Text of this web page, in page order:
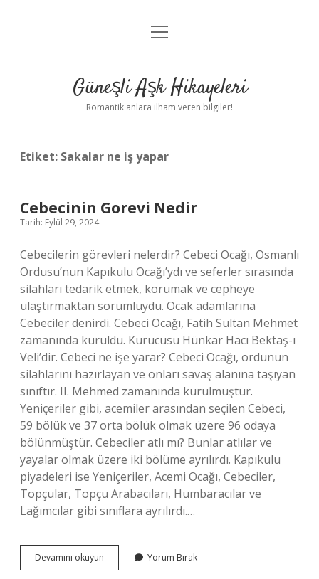
Anasayfa
Yasal Uyarı
menüyü
Güneşli Aşk Hikayeleri
Romantik anlara ilham veren bilgiler!
Etiket: Sakalar ne iş yapar
Cebecinin Gorevi Nedir
Tarih: Eylül 29, 2024
Cebecilerin görevleri nelerdir? Cebeci Ocağı, Osmanlı
Ordusu’nun Kapıkulu Ocağı’ydı ve seferler sırasında
silahları tedarik etmek, korumak ve cepheye
ulaştırmaktan sorumluydu. Ocak adamlarına
Cebeciler denirdi. Cebeci Ocağı, Fatih Sultan Mehmet
zamanında kuruldu. Kurucusu Hünkar Hacı Bektaş-ı
Veli’dir. Cebeci ne işe yarar? Cebeci Ocağı, ordunun
silahlarını hazırlayan ve onları savaş alanına taşıyan
sınıftır. II. Mehmed zamanında kurulmuştur.
Yeniçeriler gibi, acemiler arasından seçilen Cebeci,
59 bölük ve 37 orta bölük olmak üzere 96 odaya
bölünmüştür. Cebeciler atlı mı? Bunlar atlılar ve
yayalar olmak üzere iki bölüme ayrılırdı. Kapıkulu
piyadeleri ise Yeniçeriler, Acemi Ocağı, Cebeciler,
Topçular, Topçu Arabacıları, Humbaracılar ve
Lağımcılar gibi sınıflara ayrılırdı.…
Devamını okuyun Cebecinin
Gorevi
Yorum Bırak